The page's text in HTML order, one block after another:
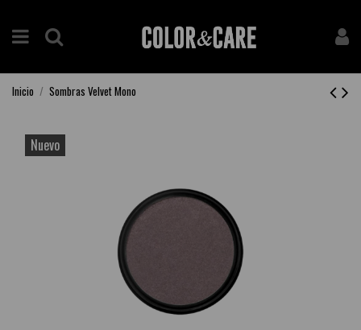
Inicio Sombras Velvet Mono
Nuevo